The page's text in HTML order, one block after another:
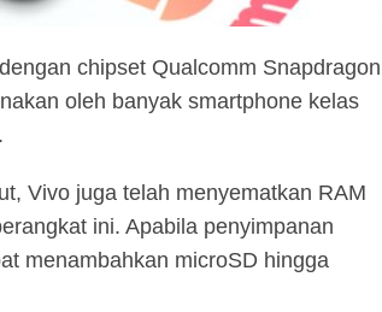
chipset Qualcomm Snapdragon
oleh banyak smartphone kelas
Vivo juga telah menyematkan RAM
ini. Apabila penyimpanan
menambahkan microSD hingga